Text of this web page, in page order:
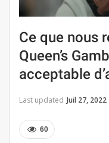
Ce que nous
Queen’s
acceptable
Last updated Juil 27, 2022
60